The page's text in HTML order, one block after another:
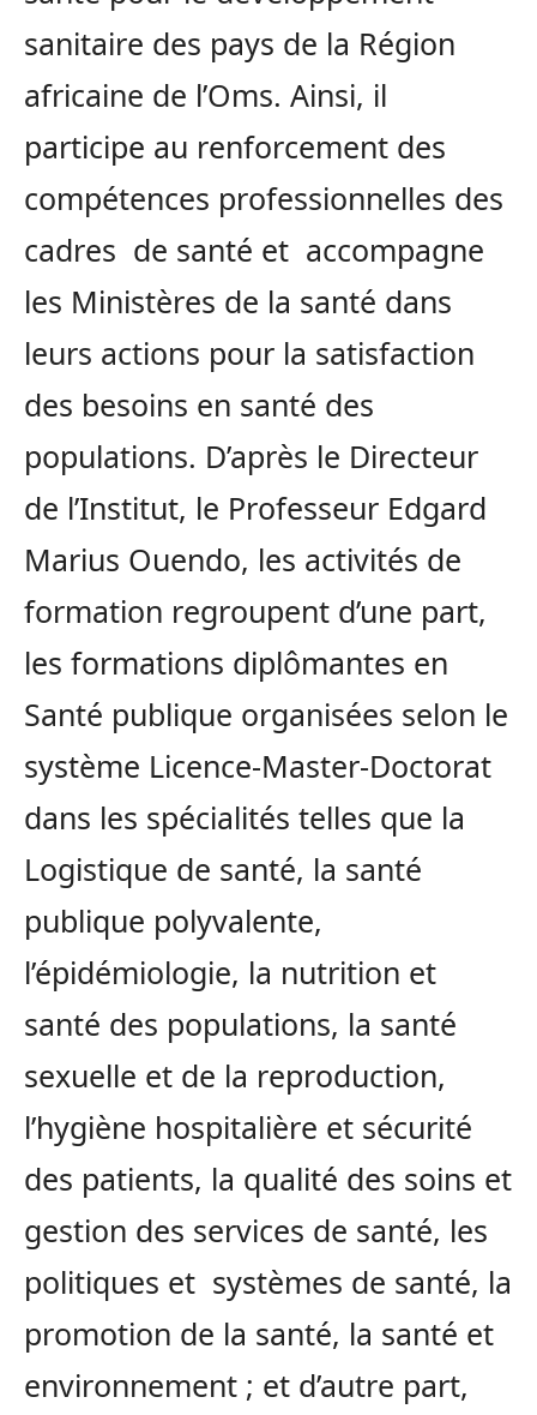
sanitaire des pays de la Région
africaine de l’Oms. Ainsi, il
participe au renforcement des
compétences professionnelles des
cadres de santé et accompagne
les Ministères de la santé dans
leurs actions pour la satisfaction
des besoins en santé des
populations. D’après le Directeur
de l’Institut, le Professeur Edgard
Marius Ouendo, les activités de
formation regroupent d’une part,
les formations diplômantes en
Santé publique organisées selon le
système Licence-Master-Doctorat
dans les spécialités telles que la
Logistique de santé, la santé
publique polyvalente,
l’épidémiologie, la nutrition et
santé des populations, la santé
sexuelle et de la reproduction,
l’hygiène hospitalière et sécurité
des patients, la qualité des soins et
gestion des services de santé, les
politiques et systèmes de santé, la
promotion de la santé, la santé et
environnement ; et d’autre part,